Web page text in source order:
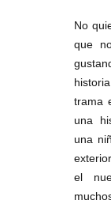
No
que
trama
una
una
el